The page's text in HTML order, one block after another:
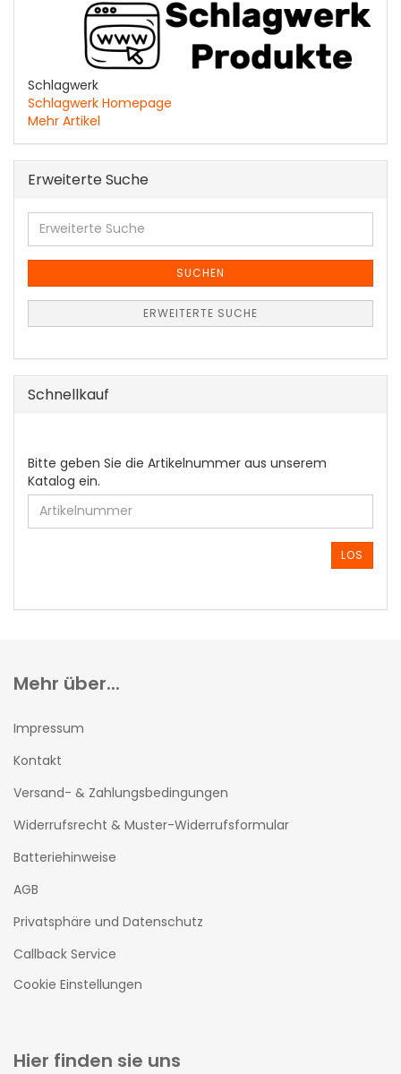
Schlagwerk
Schlagwerk Homepage
Mehr Artikel
Erweiterte Suche
Erweiterte
Suche
SUCHEN
ERWEITERTE SUCHE
Schnellkauf
BITTE
GEBEN
SIE
DIE
ARTIKELNUMMER
EIN.
Bitte geben Sie die Artikelnummer aus unserem
Katalog ein.
LOS
Mehr über...
Impressum
Kontakt
Versand- & Zahlungsbedingungen
Widerrufsrecht & Muster-Widerrufsformular
Batteriehinweise
AGB
Privatsphäre und Datenschutz
Callback Service
Cookie Einstellungen
Hier finden sie uns